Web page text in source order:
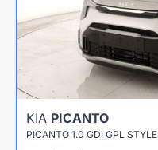
KIA PICANTO
PICANTO 1.0 GDI GPL STYLE